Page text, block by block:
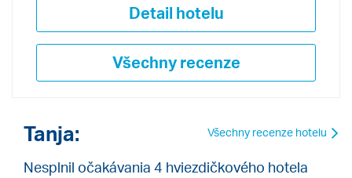
Detail hotelu
Všechny recenze
Všechny recenze hotelu
Tanja:
Nesplnil očakávania 4 hviezdičkového hotela